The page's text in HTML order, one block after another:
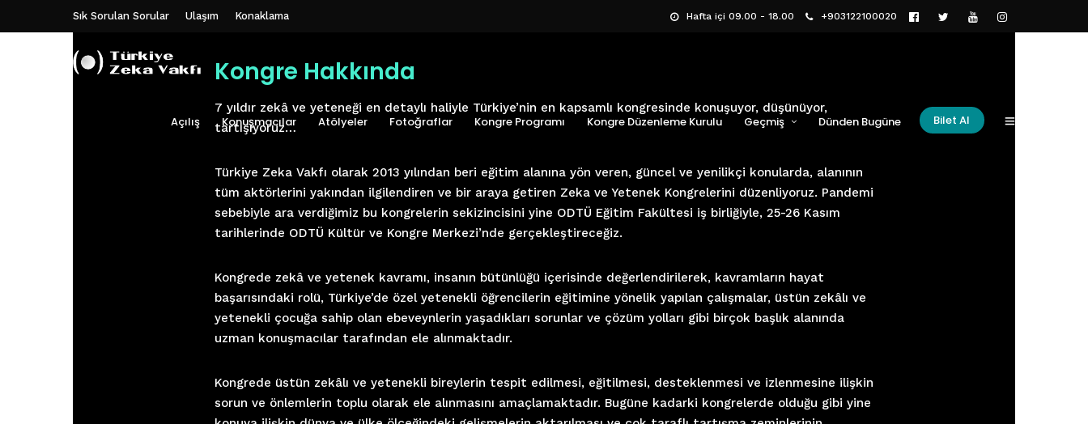
Hafta içi 09.00 - 18.00 +903122100020
Sık Sorulan Sorular Ulaşım Konaklama
Açılış Konuşmacılar Atölyeler Fotoğraflar Kongre Programı Kongre Düzenleme Kurulu Geçmiş
2018
2017
2013
Dünden Bugüne Bilet Al
Kongre Hakkında
7 yıldır zekâ ve yeteneği en detaylı haliyle Türkiye’nin en kapsamlı kongresinde konuşuyor, düşünüyor,
tartışıyoruz…
Türkiye Zeka Vakfı olarak 2013 yılından beri eğitim alanına yön veren, güncel ve yenilikçi konularda, alanının
tüm aktörlerini yakından ilgilendiren ve bir araya getiren Zeka ve Yetenek Kongrelerini düzenliyoruz. Pandemi
sebebiyle ara verdiğimiz bu kongrelerin sekizincisini yine ODTÜ Eğitim Fakültesi iş birliğiyle, 25-26 Kasım
tarihlerinde ODTÜ Kültür ve Kongre Merkezi’nde gerçekleştireceğiz.
Kongrede zekâ ve yetenek kavramı, insanın bütünlüğü içerisinde değerlendirilerek, kavramların hayat
başarısındaki rolü, Türkiye’de özel yetenekli öğrencilerin eğitimine yönelik yapılan çalışmalar, üstün zekâlı ve
yetenekli çocuğa sahip olan ebeveynlerin yaşadıkları sorunlar ve çözüm yolları gibi birçok başlık alanında
uzman konuşmacılar tarafından ele alınmaktadır.
Kongrede üstün zekâlı ve yetenekli bireylerin tespit edilmesi, eğitilmesi, desteklenmesi ve izlenmesine ilişkin
sorun ve önlemlerin toplu olarak ele alınmasını amaçlamaktadır. Bugüne kadarki kongrelerde olduğu gibi yine